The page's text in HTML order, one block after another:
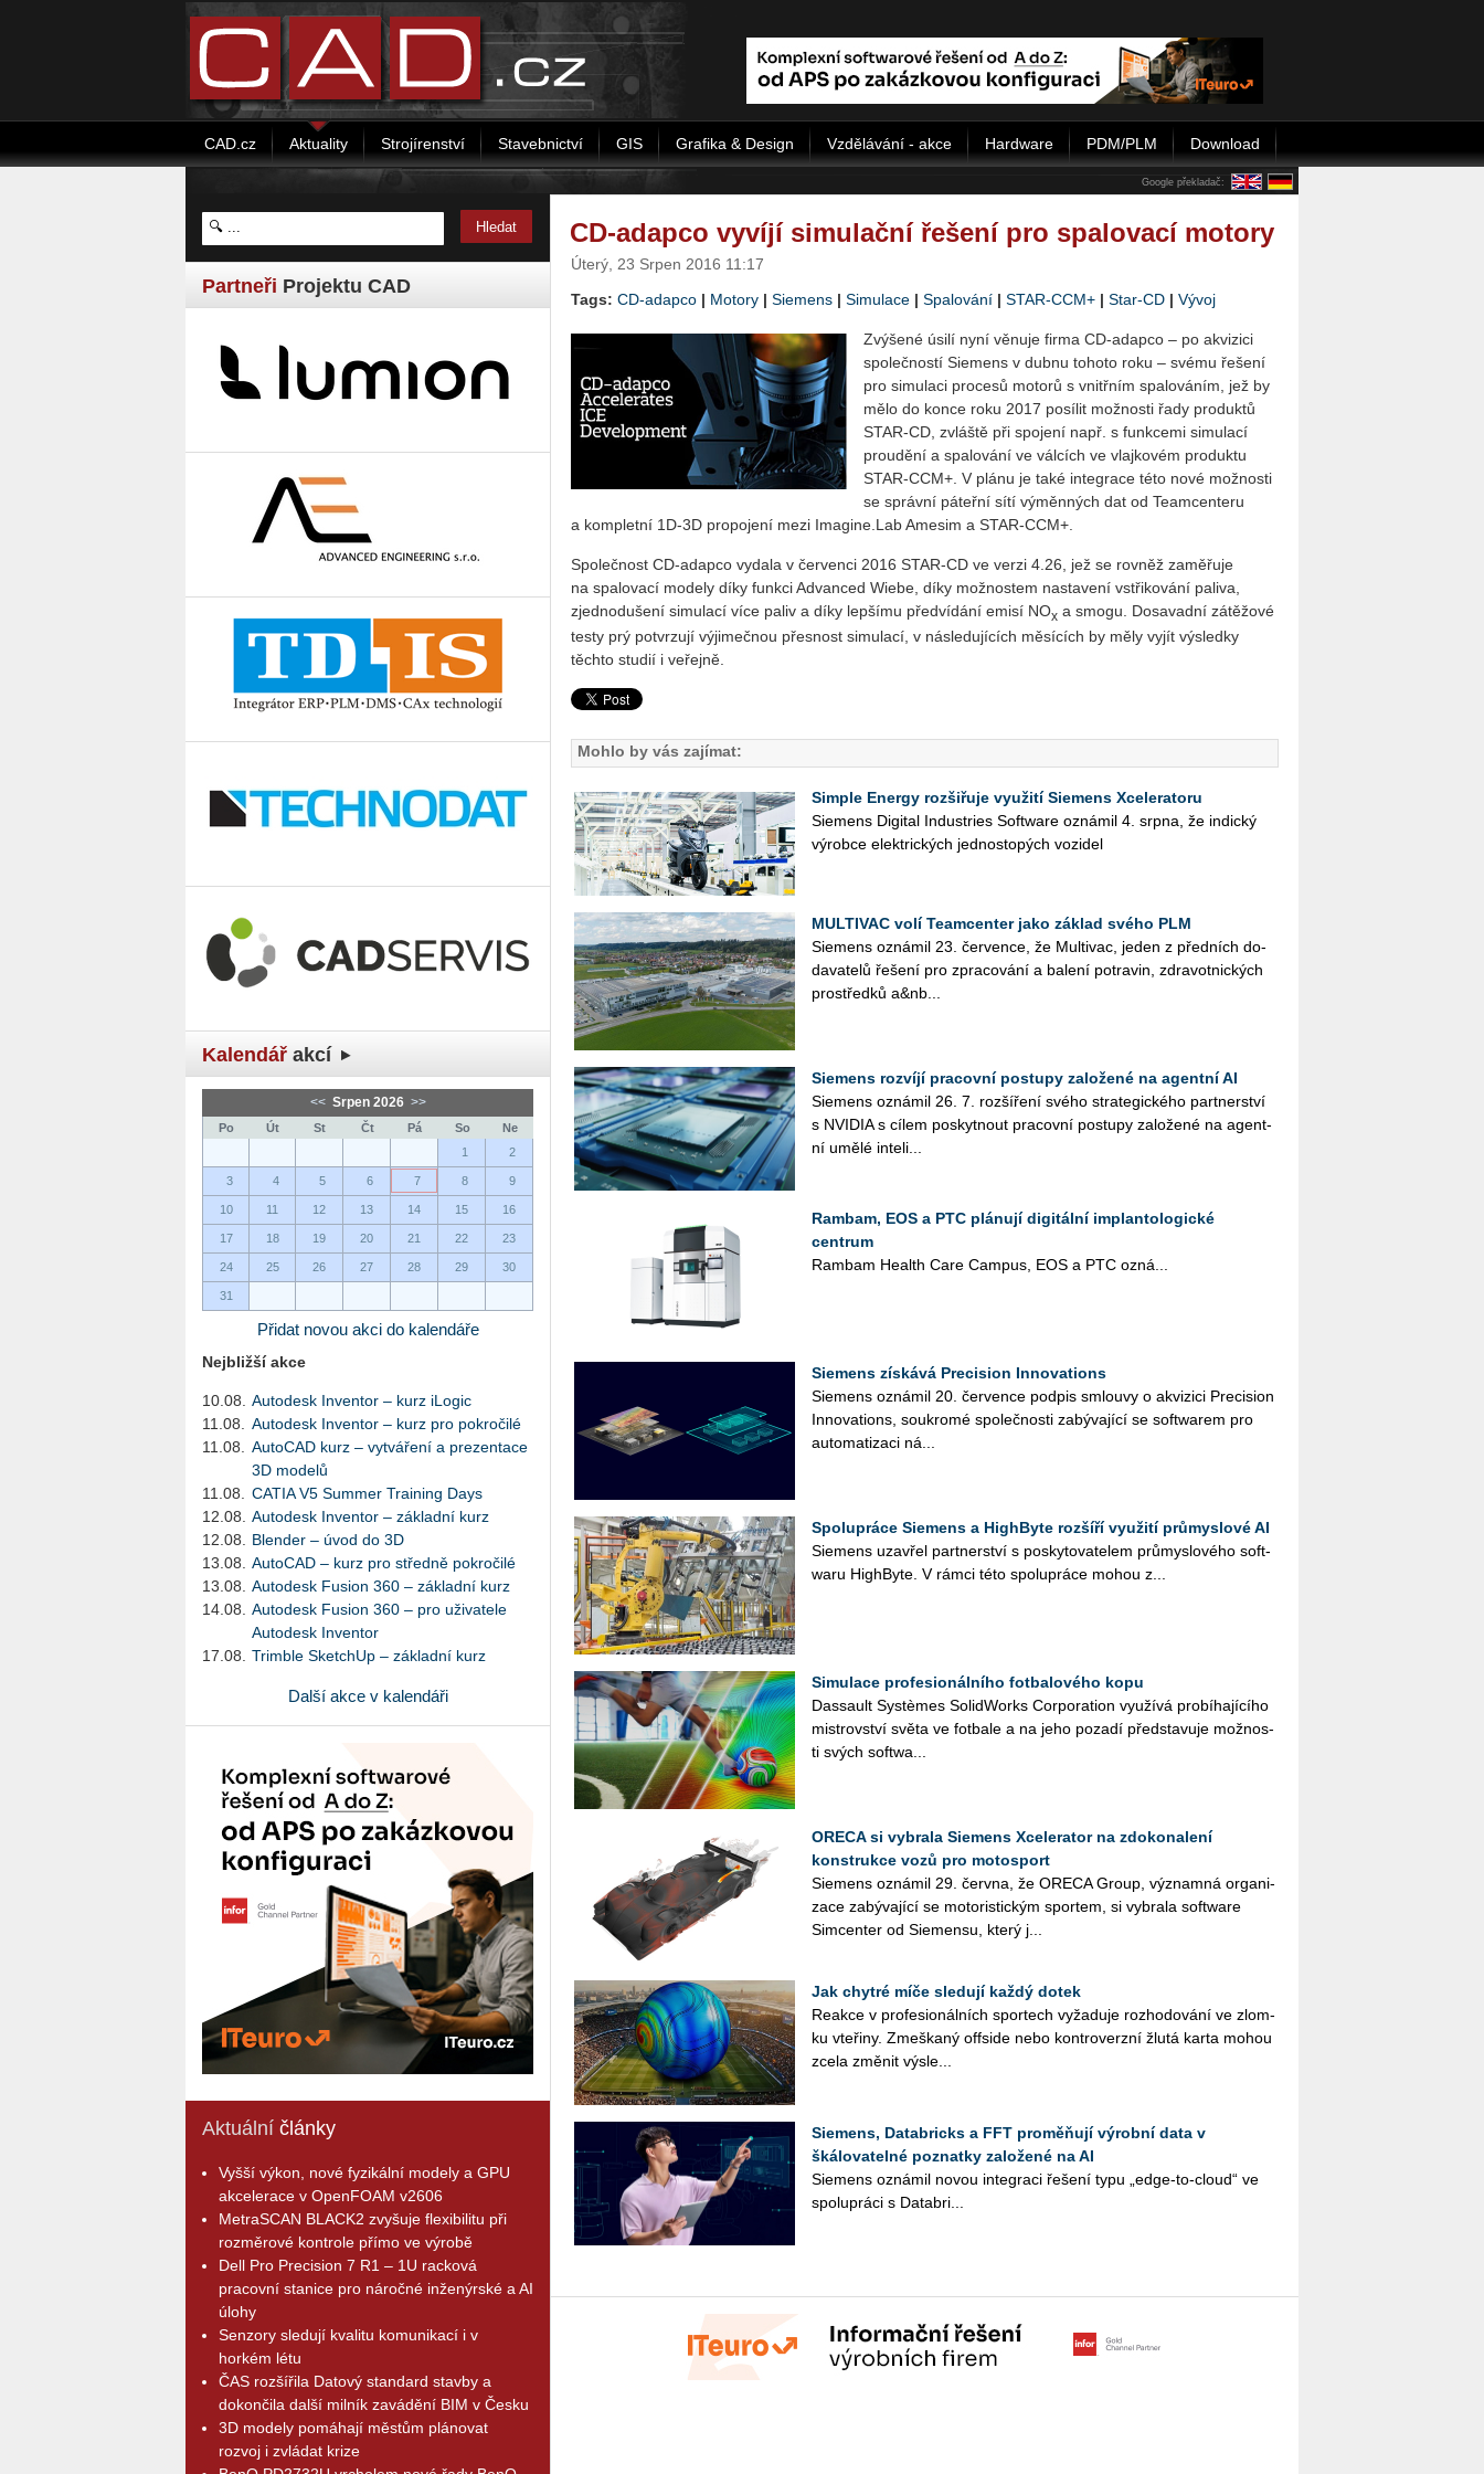
CAD.cz Aktuality Strojírenství Stavebnictví GIS Grafika & Design Vzdělávání - akce Hardware PDM/PLM Download
Google překladač:
Partneři Projektu CAD
Kalendář akcí
<< Srpen 2026 >>
Po Út St Čt Pá So
Ne
1
2
3 4 5 6 7 8 9
10 11 12 13 14 15 16
17 18 19 20 21 22 23
24 25 26 27 28 29 30
31
Přidat novou akci do kalendáře
Nejbližší akce
10.08.
Autodesk Inventor – kurz iLogic
11.08.
Autodesk Inventor – kurz pro pokročilé
11.08.
AutoCAD kurz – vytváření a prezentace
3D modelů
11.08.
CATIA V5 Summer Training Days
12.08.
Autodesk Inventor – základní kurz
12.08.
Blender – úvod do 3D
13.08.
AutoCAD – kurz pro středně pokročilé
13.08.
Autodesk Fusion 360 – základní kurz
14.08.
Autodesk Fusion 360 – pro uživatele
Autodesk Inventor
17.08.
Trimble SketchUp – základní kurz
Další akce v kalendáři
Aktuální články
Vyšší výkon, nové fyzikální modely a GPU
akcelerace v OpenFOAM v2606
MetraSCAN BLACK2 zvyšuje flexibilitu při
rozměrové kontrole přímo ve výrobě
Dell Pro Precision 7 R1 – 1U racková
pracovní stanice pro náročné inženýrské a AI
úlohy
Senzory sledují kvalitu komunikací i v
horkém létu
ČAS rozšířila Datový standard stavby a
dokončila další milník zavádění BIM v Česku
3D modely pomáhají městům plánovat
rozvoj i zvládat krize
CD-adapco vyvíjí simulační řešení pro spalovací motory
Úterý, 23 Srpen 2016 11:17
Tags: CD-adapco | Motory | Siemens | Simulace | Spalování | STAR-CCM+ | Star-CD | Vývoj
Zvýšené úsilí nyní věnuje firma CD-adapco – po akvizici
společností Siemens v dubnu tohoto roku – svému řešení
pro simulaci procesů motorů s vnitřním spalováním, jež by
mělo do konce roku 2017 posílit možnosti řady produktů
STAR-CD, zvláště při spojení např. s funkcemi simulací
proudění a spalování ve válcích ve vlajkovém produktu
STAR-CCM+. V plánu je také integrace této nové možnosti
se správní páteřní sítí výměnných dat od Teamcenteru
a kompletní 1D-3D propojení mezi Imagine.Lab Amesim a STAR-CCM+.
Společnost CD-adapco vydala v červenci 2016 STAR-CD ve verzi 4.26, jež se rovněž zaměřuje
na spalovací modely díky funkci Advanced Wiebe, díky možnostem nastavení vstřikování paliva,
zjednodušení simulací více paliv a díky lepšímu předvídání emisí NOx a smogu. Dosavadní zátěžové
testy prý potvrzují výjimečnou přesnost simulací, v následujících měsících by měly vyjít výsledky
těchto studií i veřejně.
Mohlo by vás zajímat:
Simple Energy rozšiřuje využití Siemens Xceleratoru
Sie­mens Di­gi­tal In­du­st­ries Soft­ware ozná­mil 4. srpna, že in­dic­ký
vý­rob­ce elek­tric­kých jed­nos­to­pých vo­zi­del
MULTIVAC volí Teamcenter jako základ svého PLM
Sie­mens ozná­mil 23. čer­ven­ce, že Mul­ti­vac, jeden z před­ních do­
da­va­te­lů ře­še­ní pro zpra­co­vá­ní a ba­le­ní po­tra­vin, zdra­vot­nic­kých
pro­střed­ků a&nb...
Siemens rozvíjí pracovní postupy založené na agentní AI
Sie­mens ozná­mil 26. 7. roz­ší­ře­ní svého stra­te­gic­ké­ho part­ner­ství
s NVI­DIA s cílem po­skyt­nout pra­cov­ní po­stu­py za­lo­že­né na agent­
ní umělé in­te­li­...
Rambam, EOS a PTC plánují digitální implantologické
centrum
Rambam Health Care Campus, EOS a PTC ozná­...
Siemens získává Precision Innovations
Sie­mens ozná­mil 20. čer­ven­ce pod­pis smlou­vy o akvi­zi­ci Pre­ci­si­on
In­no­vati­ons, sou­kro­mé spo­leč­nos­ti za­bý­va­jí­cí se soft­warem pro
au­to­ma­ti­za­ci ná­...
Spolupráce Siemens a HighByte rozšíří využití průmyslové AI
Sie­mens uza­vřel part­ner­ství s po­sky­to­va­te­lem prů­mys­lo­vé­ho soft­
wa­ru HighBy­te. V rámci této spo­lu­prá­ce mohou z...
Simulace profesionálního fotbalového kopu
Das­sault Sys­tè­mes So­lid­Works Cor­po­rati­on vy­u­ží­vá pro­bí­ha­jí­cí­ho
mi­s­trov­ství světa ve fot­ba­le a na jeho po­za­dí před­sta­vu­je mož­nos­
ti svých soft­wa­...
ORECA si vybrala Siemens Xcelerator na zdokonalení
konstrukce vozů pro motosport
Sie­mens ozná­mil 29. červ­na, že ORE­CA Group, vý­znam­ná or­ga­ni­
za­ce za­bý­va­jí­cí se mo­to­ris­tic­kým spor­tem, si vy­bra­la soft­ware
Sim­cen­ter od Sie­men­su, který j...
Jak chytré míče sledují každý dotek
Re­ak­ce v pro­fe­si­o­nál­ních spor­tech vy­ža­du­je roz­ho­do­vá­ní ve zlom­
ku vte­ři­ny. Zmeš­ka­ný off­si­de nebo kon­tro­verz­ní žlutá karta mohou
zcela změ­nit vý­sle...
Siemens, Databricks a FFT proměňují výrobní data v
škálovatelné poznatky založené na AI
Sie­mens ozná­mil novou in­te­gra­ci ře­še­ní typu „edge-to-cloud“ ve
spo­lu­prá­ci s Da­ta­b­ri...